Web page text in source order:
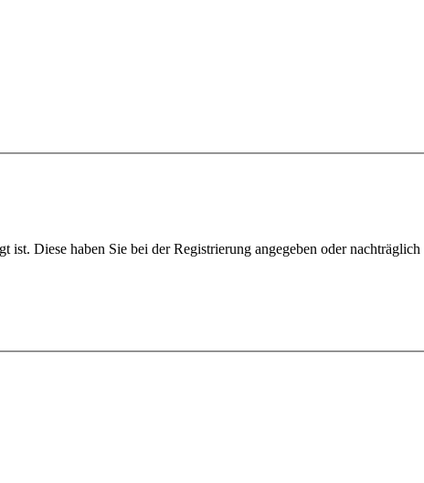
Diese haben Sie bei der Registrierung angegeben oder